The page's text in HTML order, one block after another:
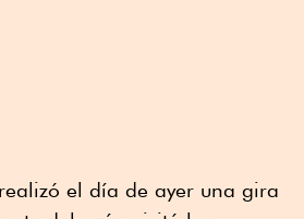
el día de ayer una gira